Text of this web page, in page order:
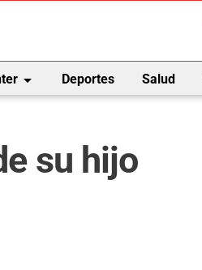
arrow_drop_down Deportes Salud
su hijo